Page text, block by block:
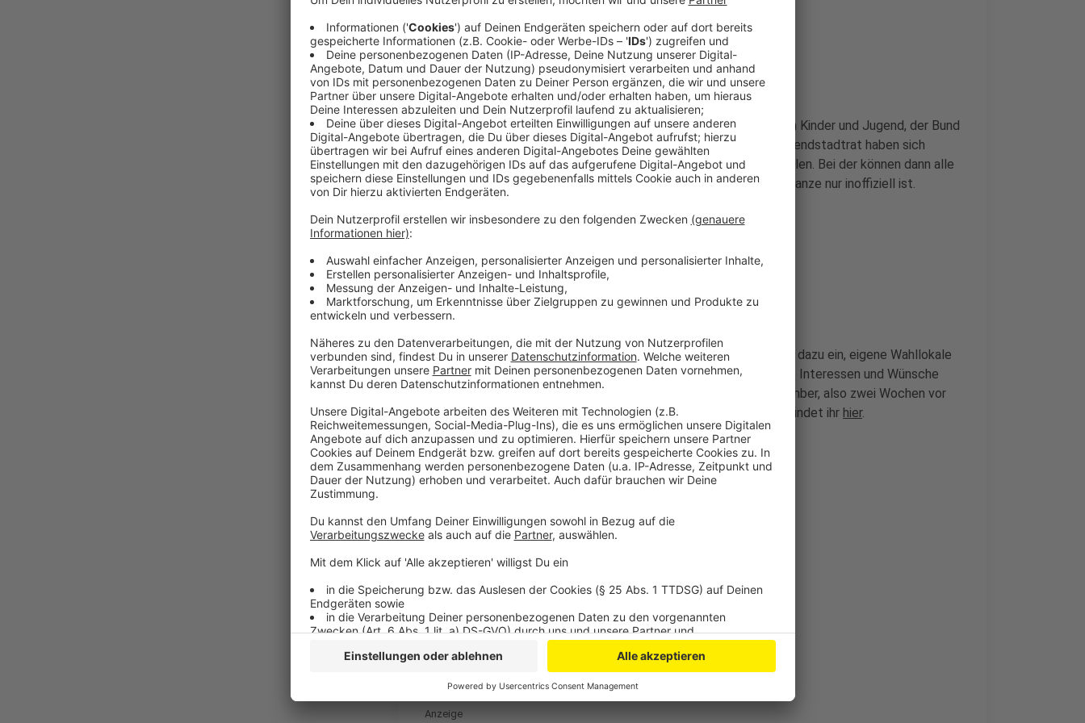
Organisatoren
Anzeige
Die Evangelische Jugend Schlebusch, der städtische Fachbereich Kinder und Jugend, der Bund
der deutschen Katholischen Jugend und Teilnehmer aus dem Jugendstadtrat haben sich
zusammengetan, um die U16-Kommunalwahl auf die Beine zu stellen. Bei der können dann alle
Kinder und Jugendliche an die Wahlurne treten – auch wenn das Ganze nur inoffiziell ist.
Anzeige
Wahllokal eröffnen
Anzeige
Außerdem laden die Organisatoren alle Schulen und Jugendtreffs dazu ein, eigene Wahllokale
zu eröffnen. So sollen möglichst viele Kinder und Jugendliche ihre Interessen und Wünsche
vertreten können. Die Wahl für die Schüler startet Anfang September, also zwei Wochen vor
der offiziellen Wahl und geht über mehrere Tage. Alle Infos dazu findet ihr hier.
Anzeige
Anzeige
Statement: Leverkusens Oberbürgermeister zu Nebeneinkünften
Ranking: So schneiden Leverkusens Freibäder ab
Sommerlese-Club in Leverkusener Bibliotheken
Anzeige